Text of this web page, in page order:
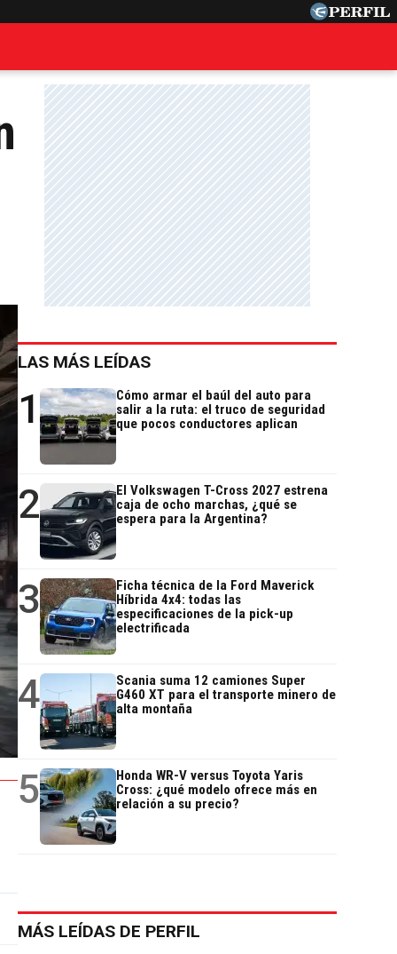
LAS MÁS LEÍDAS
1
Cómo armar el baúl del auto para
salir a la ruta: el truco de seguridad
que pocos conductores aplican
2
El Volkswagen T-Cross 2027 estrena
caja de ocho marchas, ¿qué se
espera para la Argentina?
3
Ficha técnica de la Ford Maverick
Híbrida 4x4: todas las
especificaciones de la pick-up
electrificada
4
Scania suma 12 camiones Super
G460 XT para el transporte minero de
alta montaña
5
Honda WR-V versus Toyota Yaris
Cross: ¿qué modelo ofrece más en
relación a su precio?
MÁS LEÍDAS DE PERFIL